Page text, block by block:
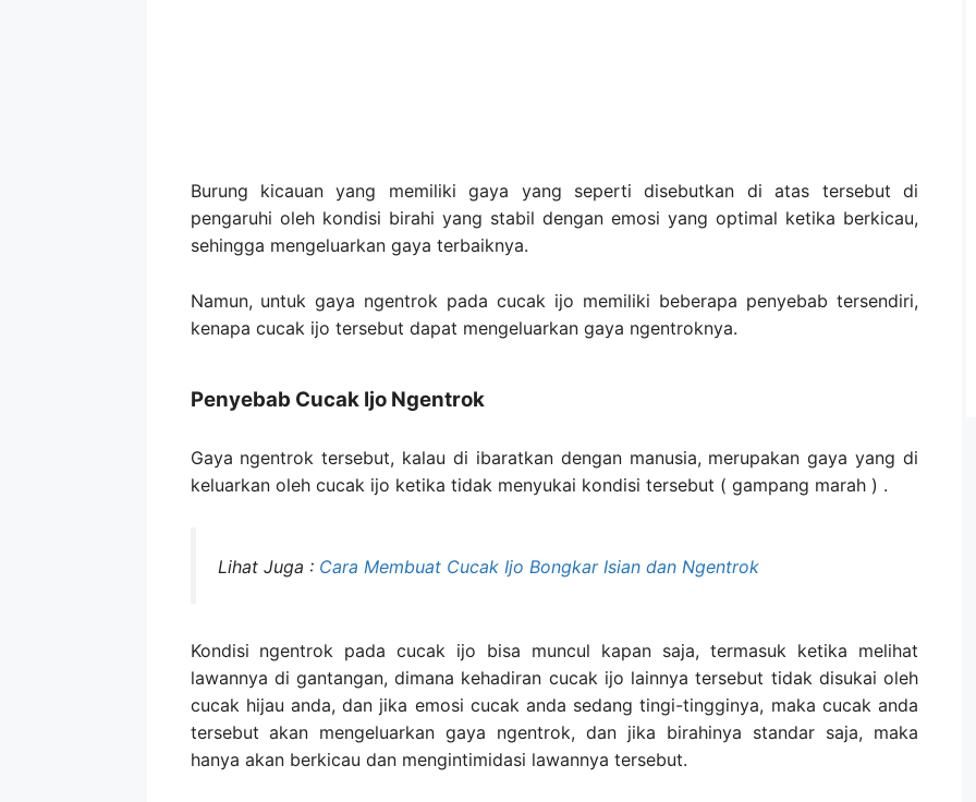
Burung kicauan yang memiliki gaya yang seperti disebutkan di atas tersebut di
pengaruhi oleh kondisi birahi yang stabil dengan emosi yang optimal ketika berkicau,
sehingga mengeluarkan gaya terbaiknya.
Namun, untuk gaya ngentrok pada cucak ijo memiliki beberapa penyebab tersendiri,
kenapa cucak ijo tersebut dapat mengeluarkan gaya ngentroknya.
Penyebab Cucak Ijo Ngentrok
Gaya ngentrok tersebut, kalau di ibaratkan dengan manusia, merupakan gaya yang di
keluarkan oleh cucak ijo ketika tidak menyukai kondisi tersebut ( gampang marah ) .
Lihat Juga : Cara Membuat Cucak Ijo Bongkar Isian dan Ngentrok
Kondisi ngentrok pada cucak ijo bisa muncul kapan saja, termasuk ketika melihat
lawannya di gantangan, dimana kehadiran cucak ijo lainnya tersebut tidak disukai oleh
cucak hijau anda, dan jika emosi cucak anda sedang tingi-tingginya, maka cucak anda
tersebut akan mengeluarkan gaya ngentrok, dan jika birahinya standar saja, maka
hanya akan berkicau dan mengintimidasi lawannya tersebut.